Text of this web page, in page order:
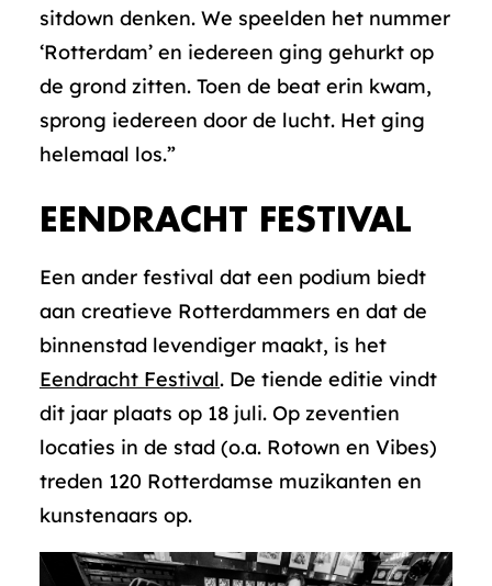
sitdown denken. We speelden het nummer
‘Rotterdam’ en iedereen ging gehurkt op
de grond zitten. Toen de beat erin kwam,
sprong iedereen door de lucht. Het ging
helemaal los.”
EENDRACHT FESTIVAL
Een ander festival dat een podium biedt
aan creatieve Rotterdammers en dat de
binnenstad levendiger maakt, is het
Eendracht Festival. De tiende editie vindt
dit jaar plaats op 18 juli. Op zeventien
locaties in de stad (o.a. Rotown en Vibes)
treden 120 Rotterdamse muzikanten en
kunstenaars op.